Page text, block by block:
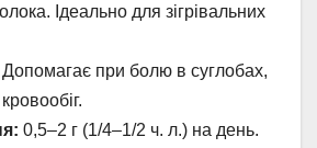
Ідеально для зігрівальних
Допомагає при болю в суглобах,
0,5–2 г (1/4–1/2 ч. л.) на день.